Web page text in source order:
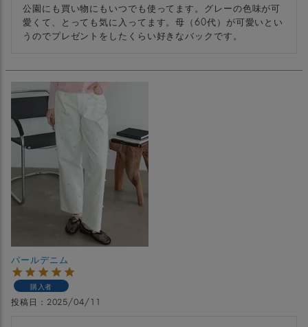
公園にも買い物にもいつでも使ってます。グレーの色味が可
愛くて、とっても気に入ってます。母（60代）が可愛いとい
うのでプレゼントをしたくらい好きなバックです。
パールデニム
購入者
投稿日 2025/04/11